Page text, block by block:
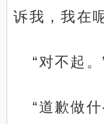
诉我，我在
“对不起。
“道歉做